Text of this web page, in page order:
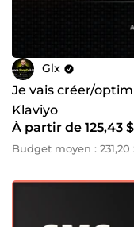
Glx
Je vais créer/
Klaviyo
À partir de 125,43
Budget moyen : 231,20